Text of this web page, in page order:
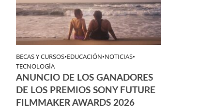
BECAS Y CURSOS•EDUCACIÓN•NOTICIAS•
TECNOLOGÍA
ANUNCIO DE LOS GANADORES
DE LOS PREMIOS SONY FUTURE
FILMMAKER AWARDS 2026